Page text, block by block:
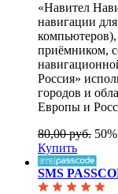
«Навител
навигации
приёмником,
Россия»
городов и
Европы и
80,00 руб. 50%
Купить
SMS